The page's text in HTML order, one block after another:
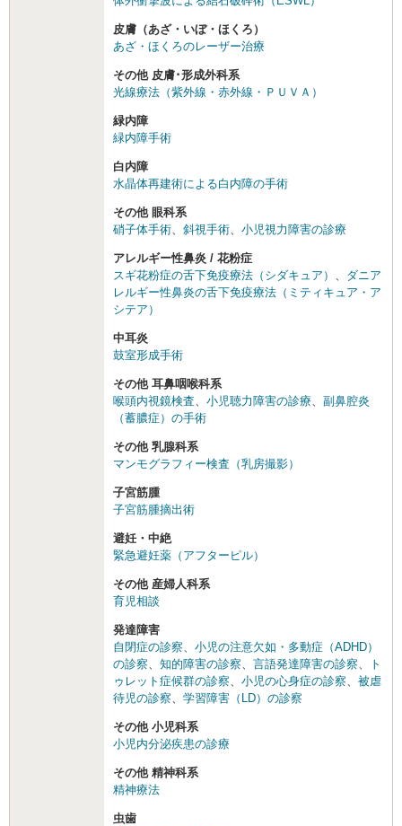
皮膚（あざ・いぼ・ほくろ）
あざ・ほくろのレーザー治療
その他 皮膚･形成外科系
光線療法（紫外線・赤外線・ＰＵＶＡ）
緑内障
緑内障手術
白内障
水晶体再建術による白内障の手術
その他 眼科系
硝子体手術、 斜視手術、 小児視力障害の診療
アレルギー性鼻炎 / 花粉症
スギ花粉症の舌下免疫療法（シダキュア） 、 ダニア
レルギー性鼻炎の舌下免疫療法（ミティキュア・ア
シテア）
中耳炎
鼓室形成手術
その他 耳鼻咽喉科系
喉頭内視鏡検査、 小児聴力障害の診療、 副鼻腔炎
（蓄膿症）の手術
その他 乳腺科系
マンモグラフィー検査（乳房撮影）
子宮筋腫
子宮筋腫摘出術
避妊・中絶
緊急避妊薬（アフターピル）
その他 産婦人科系
育児相談
発達障害
自閉症の診察、 小児の注意欠如・多動症（ADHD）
の診察、 知的障害の診察、 言語発達障害の診察、
ト
ゥレット症候群の診察、 小児の心身症の診察、 被虐
待児の診察、 学習障害（LD）の診察
その他 小児科系
小児内分泌疾患の診療
その他 精神科系
精神療法
虫歯